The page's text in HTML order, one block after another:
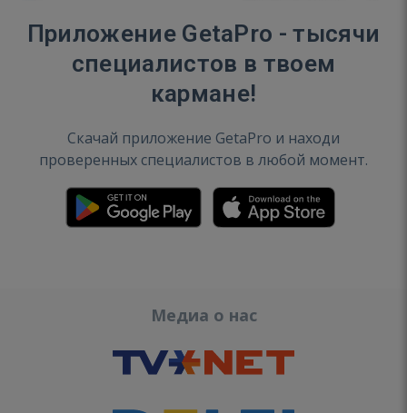
Приложение GetaPro - тысячи
специалистов в твоем
кармане!
Скачай приложение GetaPro и находи
проверенных специалистов в любой момент.
Медиа о нас